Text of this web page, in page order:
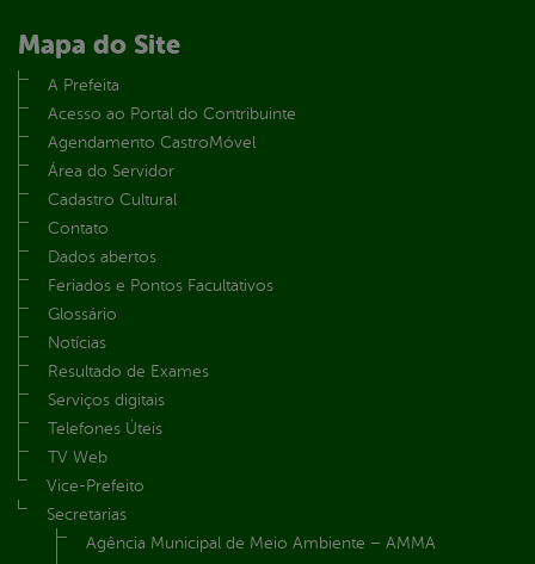
Mapa do Site
A Prefeita
Acesso ao Portal do Contribuinte
Agendamento CastroMóvel
Área do Servidor
Cadastro Cultural
Contato
Dados abertos
Feriados e Pontos Facultativos
Glossário
Notícias
Resultado de Exames
Serviços digitais
Telefones Úteis
TV Web
Vice-Prefeito
Secretarias
Agência Municipal de Meio Ambiente – AMMA